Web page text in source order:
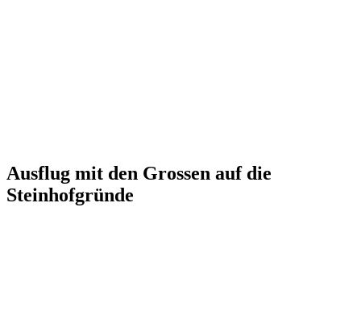
Ausflug mit den Grossen auf die
Steinhofgründe